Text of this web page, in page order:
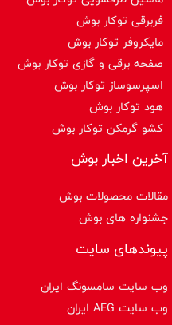
فربرقی توکار بوش
مایکروفر توکار بوش
صفحه برقی و گازی توکار بوش
اسپرسوساز توكار بوش
هود توکار بوش
کشو گرمکن توکار بوش
آخرین اخبار بوش
مقالات محصولات بوش
جشنواره های بوش
پیوندهای سایت
وب سایت سامسونگ ایران
وب سایت AEG ایران